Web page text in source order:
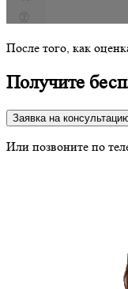
После того, как
Получите
Заявка на
Или позвоните по